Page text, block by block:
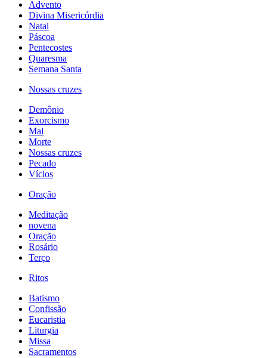
Advento
Divina Misericórdia
Natal
Páscoa
Pentecostes
Quaresma
Semana Santa
Nossas cruzes
Demônio
Exorcismo
Mal
Morte
Nossas cruzes
Pecado
Vícios
Oração
Meditação
novena
Oração
Rosário
Terço
Ritos
Batismo
Confissão
Eucaristia
Liturgia
Missa
Sacramentos